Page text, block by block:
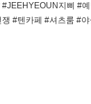
지삐 #
#텐카페 #셔츠룸 #